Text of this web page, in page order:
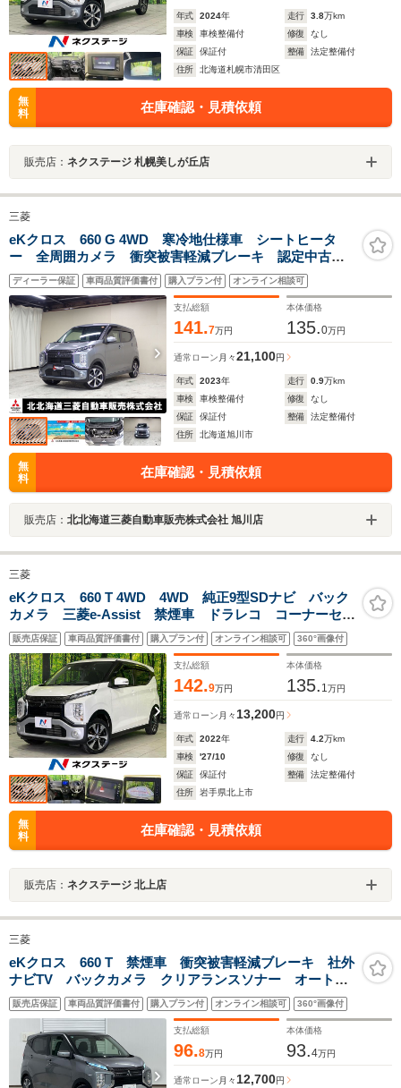
年式 2024年 走行 3.8万km
車検
車検整備付 修復
なし
保証
保証付 整備
法定整備付
住所
北海道札幌市清田区
無
料
在庫確認・見積依頼
販売店： ネクステージ 札幌美しが丘店
三菱
eKクロス 660 G 4WD 寒冷地仕様車 シートヒータ
ー 全周囲カメラ 衝突被害軽減ブレーキ 認定中古車
保障付き 低 走 行 ! !
ディーラー保証 車両品質評価書付 購入プラン付 オンライン相談可
支払総額
141.7万円
本体価格
135.0万円
通常ローン 月々21,100円
年式 2023年 走行 0.9万km
車検
車検整備付 修復
なし
保証
保証付 整備
法定整備付
住所
北海道旭川市
無
料
在庫確認・見積依頼
販売店： 北北海道三菱自動車販売株式会社 旭川店
三菱
eKクロス 660 T 4WD 4WD 純正9型SDナビ バック
カメラ 三菱e-Assist 禁煙車 ドラレコ コーナーセン
サー スマートキー LEDヘッド ETC2.0 純正15イン
チアルミ オートライト オートエアコン
販売店保証 車両品質評価書付 購入プラン付 オンライン相談可 360°画像付
支払総額
142.9万円
本体価格
135. 1万円
通常ローン 月々 13,200円
年式 2022年 走行 4.2万km
車検
'27/10 修復
なし
保証
保証付 整備
法定整備付
住所
岩手県北上市
無
料
在庫確認・見積依頼
販売店： ネクステージ 北上店
三菱
eKクロス 660 T 禁煙車 衝突被害軽減ブレーキ 社外
ナビTV バックカメラ クリアランスソナー オートエ
アコン 前席シートヒーター ETC インテリジェント
キー プッシュエンジンスタート 15インチアルミ ド
ライブレコーダー
販売店保証 車両品質評価書付 購入プラン付 オンライン相談可 360°画像付
支払総額
96.8万円
本体価格
93.4万円
通常ローン 月々 12,700円